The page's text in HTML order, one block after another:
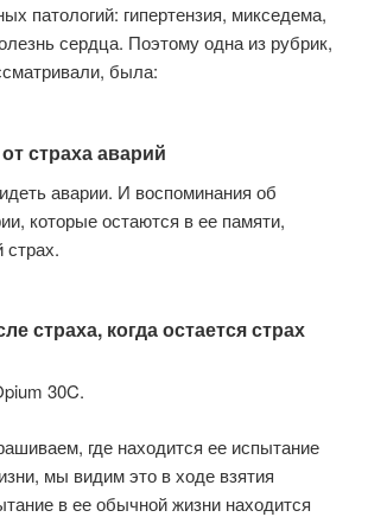
патологий: гипертензия, микседема,
сердца. Поэтому одна из рубрик,
была:
страха аварий
аварии. И воспоминания об
которые остаются в ее памяти,
страха, когда остается страх
30C.
где находится ее испытание
мы видим это в ходе взятия
в ее обычной жизни находится